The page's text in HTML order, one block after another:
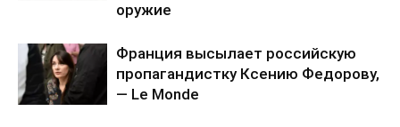
оружие
Франция высылает российскую
пропагандистку Ксению Федорову,
— Le Monde